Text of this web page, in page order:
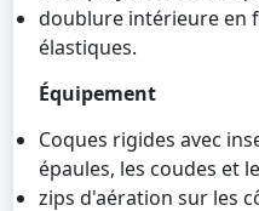
doublure intérieure en
élastiques.
Équipement
Coques rigides avec
épaules, les coudes et
zips d'aération sur les